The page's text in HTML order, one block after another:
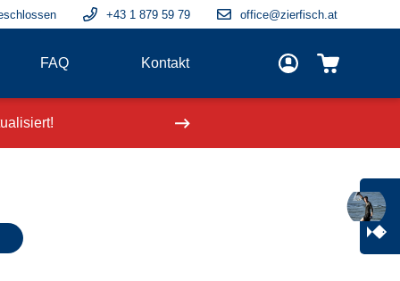
+43 1 879 59 79 office@zierfisch.at
FAQ Kontakt